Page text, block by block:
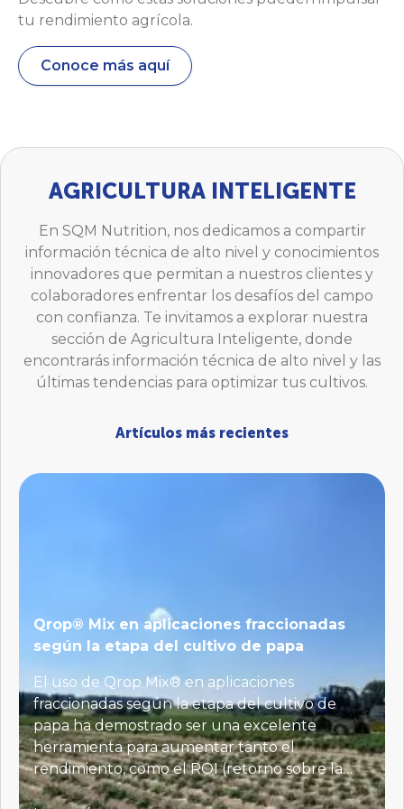
tu rendimiento agrícola.
Conoce más aquí
AGRICULTURA INTELIGENTE
En SQM Nutrition, nos dedicamos a compartir
información técnica de alto nivel y conocimientos
innovadores que permitan a nuestros clientes y
colaboradores enfrentar los desafíos del campo
con confianza. Te invitamos a explorar nuestra
sección de Agricultura Inteligente, donde
encontrarás información técnica de alto nivel y las
últimas tendencias para optimizar tus cultivos.
Artículos más recientes
Qrop® Mix en aplicaciones fraccionadas
según la etapa del cultivo de papa
El uso de Qrop Mix® en aplicaciones
fraccionadas según la etapa del cultivo de
papa ha demostrado ser una excelente
herramienta para aumentar tanto el
rendimiento, como el ROI (retorno sobre la
inversión) y la EUN (Eficiencia en el Uso del